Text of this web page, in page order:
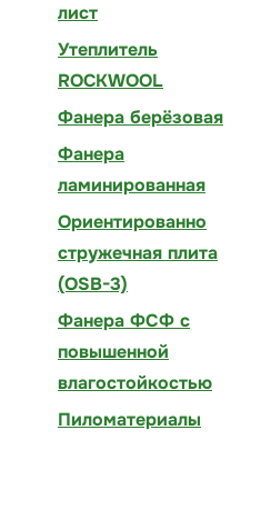
лист
Утеплитель
ROCKWOOL
Фанера берёзовая
Фанера
ламинированная
Ориентированно
стружечная плита
(OSB-3)
Фанера ФСФ с
повышенной
влагостойкостью
Пиломатериалы